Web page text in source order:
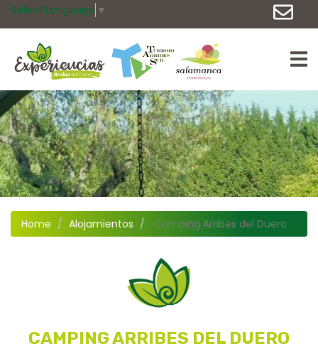
Select Language ▼
Home Alojamientos Camping Arribes del Duero
CAMPING ARRIBES DEL DUERO